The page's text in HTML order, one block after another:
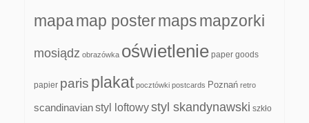
mapamap postermapsmapzorki
mosiądz obrazówka oświetlenie paper goods
papier paris plakat pocztówki postcards Poznań retro
scandinavianstyl loftowystyl skandynawski szkło